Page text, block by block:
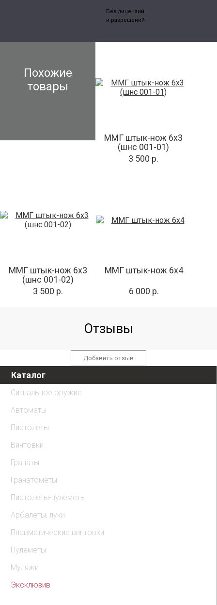
Без лицензий
и разрешений
Похожие
товары
ММГ штык-нож 6x3
(шнс 001-01)
3 500 р.
ММГ штык-нож 6х3
(шнс 001-02)
3 500 р.
ММГ штык-нож 6x4
6 000 р.
Отзывы
Добавить отзыв
Каталог
Сигнальное оружие
Автоматы
Пистолеты
Винтовки
Гранаты
Гранатомёты
Пистолеты-пулеметы
Арбалеты, луки
Пневматические винтовки
Пулеметы
Муляжи
Эксклюзив